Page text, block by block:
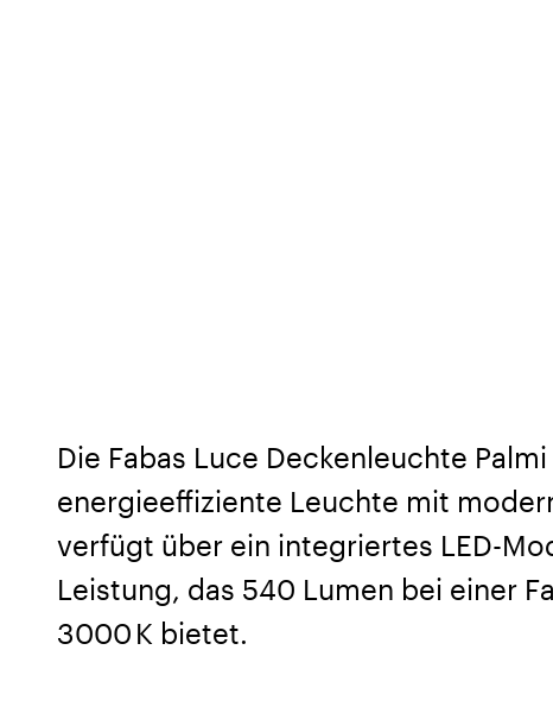
Die Fabas Luce Deckenleuchte
energieeffiziente Leuchte mit
verfügt über ein integriertes LED-
Leistung, das 540 Lumen bei einer
3000 K bietet.